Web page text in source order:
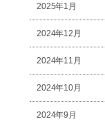
2025年1月
2024年12月
2024年11月
2024年10月
2024年9月